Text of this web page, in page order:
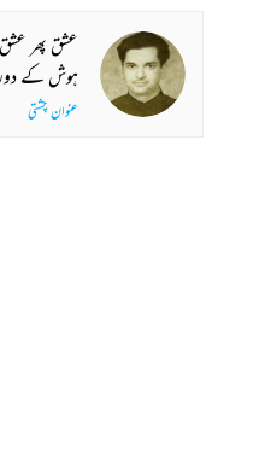
عشق پھر
ہوش کے دور
عنوان چشتی